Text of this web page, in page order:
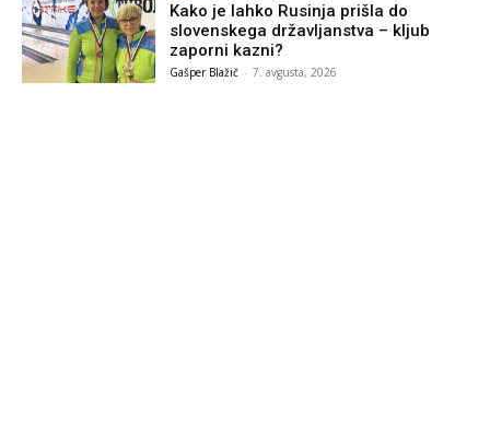
Kako je lahko Rusinja prišla do
slovenskega državljanstva – kljub
zaporni kazni?
Gašper Blažič - 7. avgusta, 2026